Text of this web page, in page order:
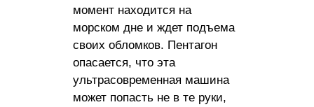
момент находится на
морском дне и ждет подъема
своих обломков. Пентагон
опасается, что эта
ультрасовременная машина
может попасть не в те руки,